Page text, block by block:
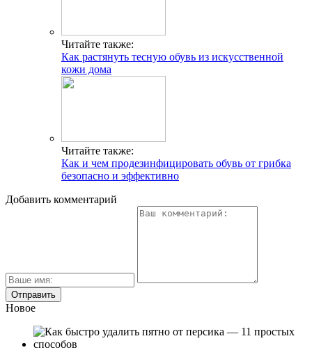
Читайте также:
Как растянуть тесную обувь из искусственной
кожи дома
Читайте также:
Как и чем продезинфицировать обувь от грибка
безопасно и эффективно
Добавить комментарий
Новое